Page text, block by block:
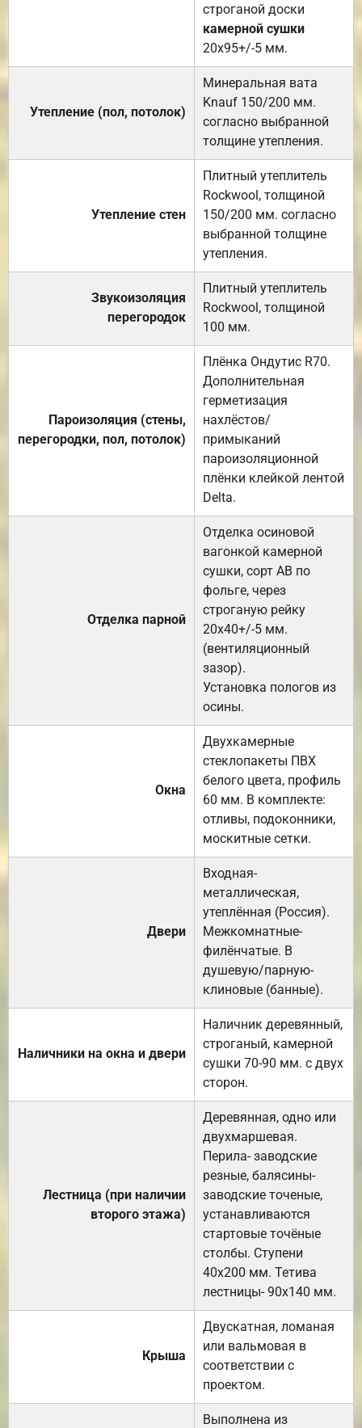
строганой доски
камерной сушки
20х95+/-5 мм.
Утепление (пол, потолок)
Минеральная вата
Knauf 150/200 мм.
согласно выбранной
толщине утепления.
Утепление стен
Плитный утеплитель
Rockwool, толщиной
150/200 мм. согласно
выбранной толщине
утепления.
Звукоизоляция
перегородок
Плитный утеплитель
Rockwool, толщиной
100 мм.
Пароизоляция (стены,
перегородки, пол, потолок)
Плёнка Ондутис R70.
Дополнительная
герметизация
нахлёстов/
примыканий
пароизоляционной
плёнки клейкой лентой
Delta.
Отделка парной
Отделка осиновой
вагонкой камерной
сушки, сорт АВ по
фольге, через
строганую рейку
20х40+/-5 мм.
(вентиляционный
зазор).
Установка пологов из
осины.
Окна
Двухкамерные
стеклопакеты ПВХ
белого цвета, профиль
60 мм. В комплекте:
отливы, подоконники,
москитные сетки.
Двери
Входная-
металлическая,
утеплённая (Россия).
Межкомнатные-
филёнчатые. В
душевую/парную-
клиновые (банные).
Наличники на окна и двери
Наличник деревянный,
строганый, камерной
сушки 70-90 мм. с двух
сторон.
Лестница (при наличии
второго этажа)
Деревянная, одно или
двухмаршевая.
Перила- заводские
резные, балясины-
заводские точеные,
устанавливаются
стартовые точёные
столбы. Ступени
40х200 мм. Тетива
лестницы- 90х140 мм.
Крыша
Двускатная, ломаная
или вальмовая в
соответствии с
проектом.
Выполнена из